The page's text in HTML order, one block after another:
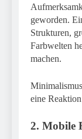
geworden.
Strukturen,
Farbwelten
machen.
eine
2. Mobile